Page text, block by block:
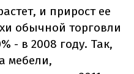
и прирост ее
обычной торговли
- в 2008 году. Так,
мебели,